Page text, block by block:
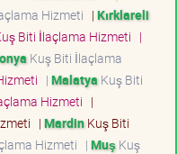
Hizmeti | Kırklareli
Biti İlaçlama Hizmeti |
Kuş Biti İlaçlama
| Malatya Kuş Biti
Hizmeti |
| MardinKuş Biti
Hizmeti | Muş Kuş